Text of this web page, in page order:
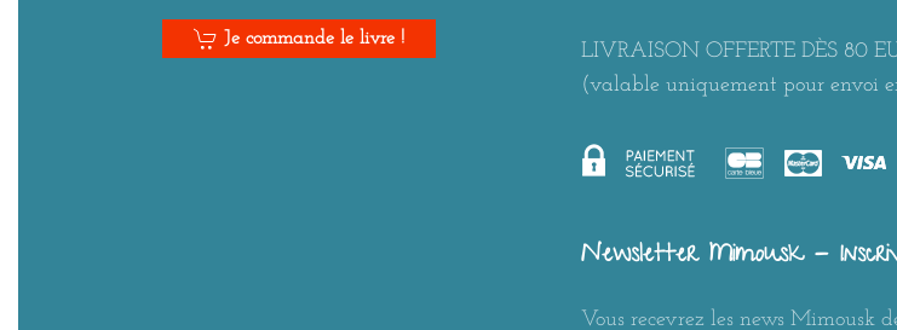
Je commande le livre !
LIVRAISON OFFERTE DÈS 80
(valable uniquement pour envoi
Newsletter Mimousk -
Vous recevrez les news Mimousk